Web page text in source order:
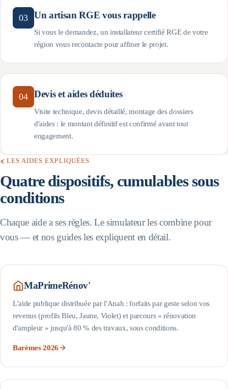
03 Un artisan RGE vous rappelle
Si vous le demandez, un installateur certifié RGE de votre
région vous recontacte pour affiner le projet.
04 Devis et aides déduites
Visite technique, devis détaillé, montage des dossiers
d'aides : le montant définitif est confirmé avant tout
engagement.
LES AIDES EXPLIQUÉES
Quatre dispositifs, cumulables sous
conditions
Chaque aide a ses règles. Le simulateur les combine pour
vous — et nos guides les expliquent en détail.
MaPrimeRénov'
L'aide publique distribuée par l'Anah : forfaits par geste selon vos
revenus (profils Bleu, Jaune, Violet) et parcours « rénovation
d'ampleur » jusqu'à 80 % des travaux, sous conditions.
Barèmes 2026